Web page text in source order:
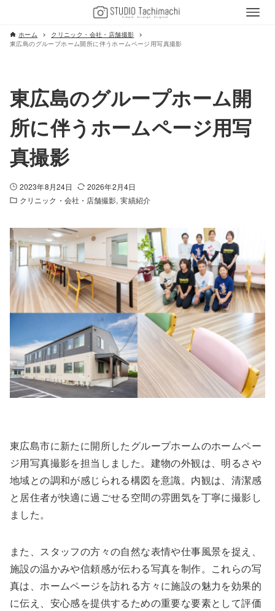
ホーム
クリニック・会社・店舗撮影
東広島のグループホーム開所に伴うホームページ用写真撮影
東広島のグループホーム開
所に伴うホームページ用写
真撮影
2023年8月24日
2026年2月4日
クリニック・会社・店舗撮影 実績紹介
東広島市に新たに開所したグループホームのホームペー
ジ用写真撮影を担当しました。建物の外観は、明るさや
地域との調和が感じられる構図を意識。内観は、清潔感
と居住者が快適に過ごせる空間の雰囲気を丁寧に撮影し
ました。
また、スタッフの方々の自然な表情や仕事風景を捉え、
施設の温かみや信頼感が伝わる写真を制作。これらの写
真は、ホームページを訪れる方々に施設の魅力を効果的
に伝え、安心感を提供するための重要な要素として評価